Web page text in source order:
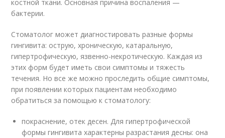
костной ткани. Основная причина воспаления —
бактерии.
Стоматолог может диагностировать разные формы
гингивита: острую, хроническую, катаральную,
гипертрофическую, язвенно-некротическую. Каждая из
этих форм будет иметь свои симптомы и тяжесть
течения. Но все же можно проследить общие симптомы,
при появлении которых пациентам необходимо
обратиться за помощью к стоматологу:
покраснение, отек десен. Для гипертрофической
формы гингивита характерны разрастания десны: она